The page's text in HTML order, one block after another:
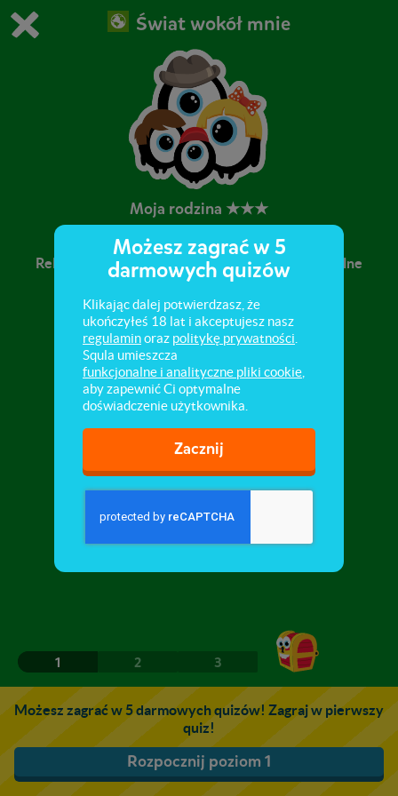
Grasz w wersję demonstracyjną Squli
Kup teraz!
0 1
Świat wokół mnie
Moja rodzina ★★★
Relacje rodzinne i stopnie pokrewieństwa. Wspólne
spędzanie czasu z rodziną.
1 2 3
Możesz zagrać w 5 darmowych quizów! Zagraj w pierwszy
quiz!
Rozpocznij poziom 1
Możesz zagrać w 5
darmowych quizów
Klikając dalej potwierdzasz, że
ukończyłeś 18 lat i akceptujesz nasz
regulaminoraz politykę prywatności
Squla umieszcza
funkcjonalne i analityczne pliki cookie
aby zapewnić Ci optymalne
doświadczenie użytkownika.
Zacznij